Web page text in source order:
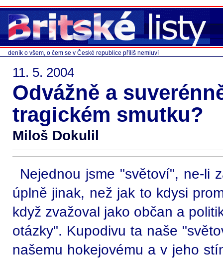
deník o všem, o čem se v České republice příliš nemluví
11. 5. 2004
Odvážně a
tragickém smutku?
Miloš Dokulil
Nejednou jsme "světoví", ne-li
úplně jinak, než jak to kdysi
když zvažoval jako občan a
otázky". Kupodivu ta naše
našemu hokejovému a v jeho